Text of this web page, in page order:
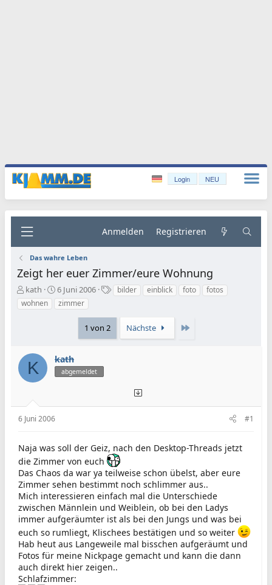
Login NEU
Anmelden Registrieren
Das wahre Leben
Zeigt her euer Zimmer/eure Wohnung
E
r
s
l
e
kath
E
r
s
l
t
a
6 Juni 2006
Sbilder einblick foto
fotos
wohnen
zimmer
1 von 2 Nächste
K kath
abgemeldet
6 Juni 2006 #1
Naja was soll der Geiz, nach den Desktop-Threads jetzt
die Zimmer von euch
Das Chaos da war ya teilweise schon übelst, aber eure
Zimmer sehen bestimmt noch schlimmer aus..
Mich interessieren einfach mal die Unterschiede
zwischen Männlein und Weiblein, ob bei den Ladys
immer aufgeräumter ist als bei den Jungs und was bei
euch so rumliegt, Klischees bestätigen und so weiter
Hab heut aus Langeweile mal bisschen aufgeräumt und
Fotos für meine Nickpage gemacht und kann die dann
auch direkt hier zeigen..
Schlafzimmer: